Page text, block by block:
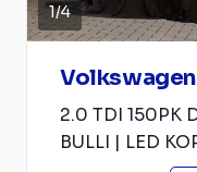
1/4
2.0 TDI 150PK
BULLI | LED